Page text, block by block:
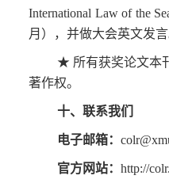
International Law of the
月），并做大会英文发言
★ 所有获奖论文本
著作权。
十、联系我们
电子邮箱：
官方网站： http://